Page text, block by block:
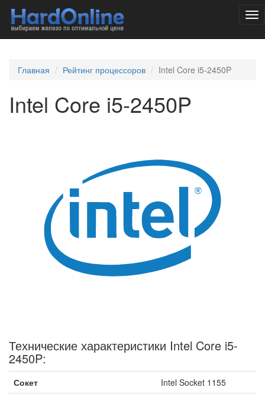
Главная Рейтинг процессоров Intel Core i5-2450P
Intel Core i5-2450P
Технические характеристики Intel Core i5-
2450P:
Сокет
Intel Socket 1155